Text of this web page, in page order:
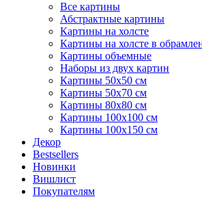
Все картины
Абстрактные картины
Картины на холсте
Картины на холсте в
Картины объемные
Наборы из двух картин
Картины 50х50 см
Картины 50х70 см
Картины 80х80 см
Картины 100х100 см
Картины 100х150 см
Декор
Bestsellers
Новинки
Вишлист
Покупателям